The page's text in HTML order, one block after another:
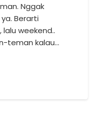
Nggak
Berarti
weekend..
teman kalau…